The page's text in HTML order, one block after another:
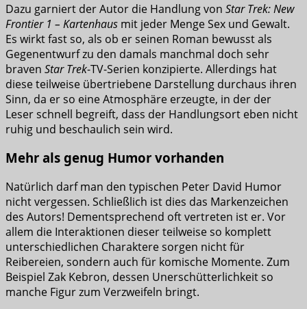
Dazu garniert der Autor die Handlung von Star Trek: New
Frontier 1 – Kartenhaus mit jeder Menge Sex und Gewalt.
Es wirkt fast so, als ob er seinen Roman bewusst als
Gegenentwurf zu den damals manchmal doch sehr
braven Star Trek-TV-Serien konzipierte. Allerdings hat
diese teilweise übertriebene Darstellung durchaus ihren
Sinn, da er so eine Atmosphäre erzeugte, in der der
Leser schnell begreift, dass der Handlungsort eben nicht
ruhig und beschaulich sein wird.
Mehr als genug Humor vorhanden
Natürlich darf man den typischen Peter David Humor
nicht vergessen. Schließlich ist dies das Markenzeichen
des Autors! Dementsprechend oft vertreten ist er. Vor
allem die Interaktionen dieser teilweise so komplett
unterschiedlichen Charaktere sorgen nicht für
Reibereien, sondern auch für komische Momente. Zum
Beispiel Zak Kebron, dessen Unerschütterlichkeit so
manche Figur zum Verzweifeln bringt.